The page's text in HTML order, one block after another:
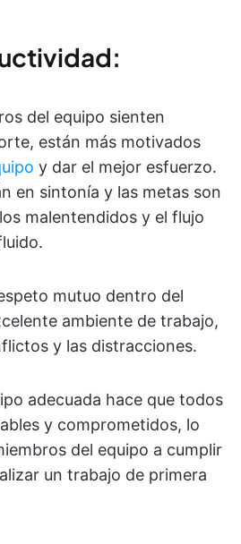
del equipo sienten
están más motivados
y dar el mejor esfuerzo.
en sintonía y las metas son
malentendidos y el flujo
mutuo dentro del
ambiente de trabajo,
y las distracciones.
adecuada hace que todos
y comprometidos, lo
del equipo a cumplir
un trabajo de primera